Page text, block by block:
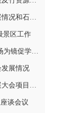
农文旅项目
景区工作
中国故事”大赛中斩获佳绩
展情况
建设工作
谈会议